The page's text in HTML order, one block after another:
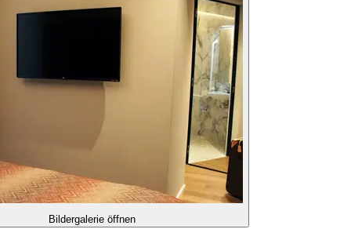
Bildergalerie öffnen